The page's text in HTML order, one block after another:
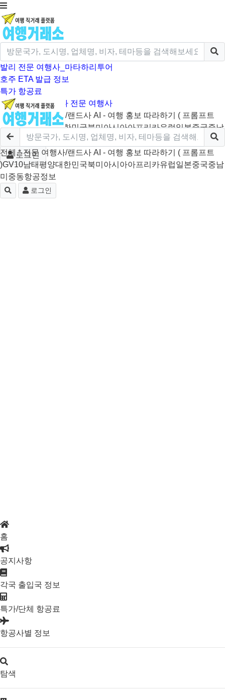
발리 전문 여행사_마타하리투어
호주 ETA 발급 정보
특가 항공료
크루즈/미국/캐나다 전문 여행사
전체 * 전문 여행사/랜드사 AI - 여행 홍보 따라하기 ( 프롬프트
)GV10남태평양대한민국북미아시아아프리카유럽일본중국중남
미중동
항공정보
로그인
전체 * 전문 여행사/랜드사 AI - 여행 홍보 따라하기 ( 프롬프트
)GV10남태평양대한민국북미 아시아아프리카유럽일본중국중남
미 중동항공정보
로그인
홈
공지사항
각국 출입국 정보
특가/단체 항공료
항공사별 정보
탐색